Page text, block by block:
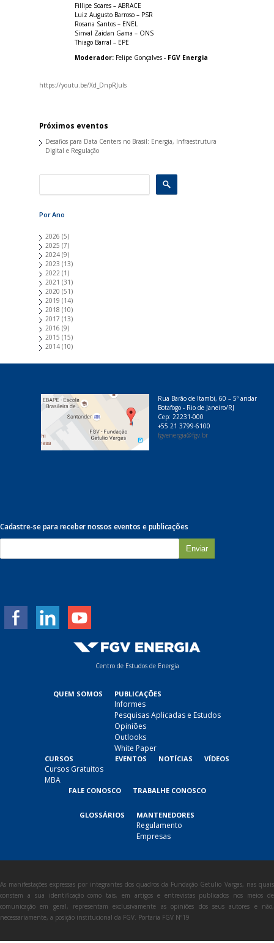
Fillipe Soares – ABRACE
Luiz Augusto Barroso – PSR
Rosana Santos – ENEL
Sinval Zaidan Gama – ONS
Thiago Barral – EPE
Moderador: Felipe Gonçalves - FGV Energia
https://youtu.be/Xd_DnpRJuls
Próximos eventos
Desafios para Data Centers no Brasil: Energia, Infraestrutura
Digital e Regulação
Por Ano
2026 (5)
2025 (7)
2024 (9)
2023 (13)
2022 (1)
2021 (31)
2020 (51)
2019 (14)
2018 (10)
2017 (13)
2016 (9)
2015 (15)
2014 (10)
Rua Barão de Itambi, 60 – 5º andar
Botafogo - Rio de Janeiro/RJ
Cep: 22231-000
+55 21 3799-6100
fgvenergia@fgv.br
Cadastre-se para receber nossos eventos e publicações
m
Centro de Estudos de Energia
QUEM SOMOS PUBLICAÇÕES
Informes
Pesquisas Aplicadas e Estudos
Opiniões
Outlooks
White Paper
CURSOS
Cursos Gratuitos
MBA
EVENTOS NOTÍCIAS VÍDEOS
FALE CONOSCO TRABALHE CONOSCO
GLOSSÁRIOS MANTENEDORES
Regulamento
Empresas
As manifestações expressas por integrantes dos quadros da Fundação Getulio Vargas, nas quais
constem a sua identificação como tais, em artigos e entrevistas publicados nos meios de
comunicação em geral, representam exclusivamente as opiniões dos seus autores e não,
necessariamente, a posição institucional da FGV. Portaria FGV Nº19